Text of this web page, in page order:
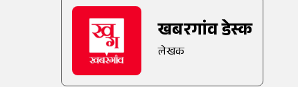
खबरगांव डेस्क
लेखक